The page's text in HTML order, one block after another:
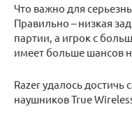
Что важно для
Правильно – низкая
партии, а игрок с
имеет больше шансов
Razer удалось
наушников True